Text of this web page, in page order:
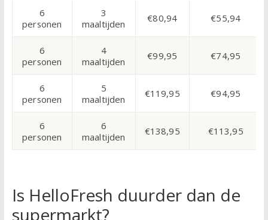
6
personen
3
maaltijden
€80,94 €55,94
6
personen
4
maaltijden
€99,95 €74,95
6
personen
5
maaltijden
€119,95 €94,95
6
personen
6
maaltijden
€138,95 €113,95
Is HelloFresh duurder dan de
supermarkt?